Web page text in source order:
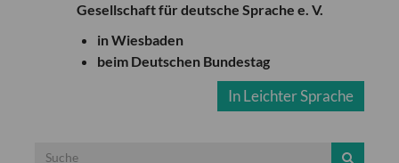
Gesellschaft für deutsche Sprache e. V.
in Wiesbaden
beim Deutschen Bundestag
In Leichter Sprache